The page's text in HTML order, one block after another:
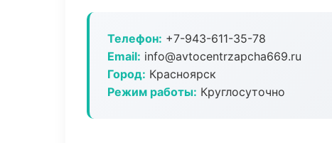
Телефон: +7-943-611-35-78
Email: info@avtocentrzapcha669.ru
Город: Красноярск
Режим работы: Круглосуточно